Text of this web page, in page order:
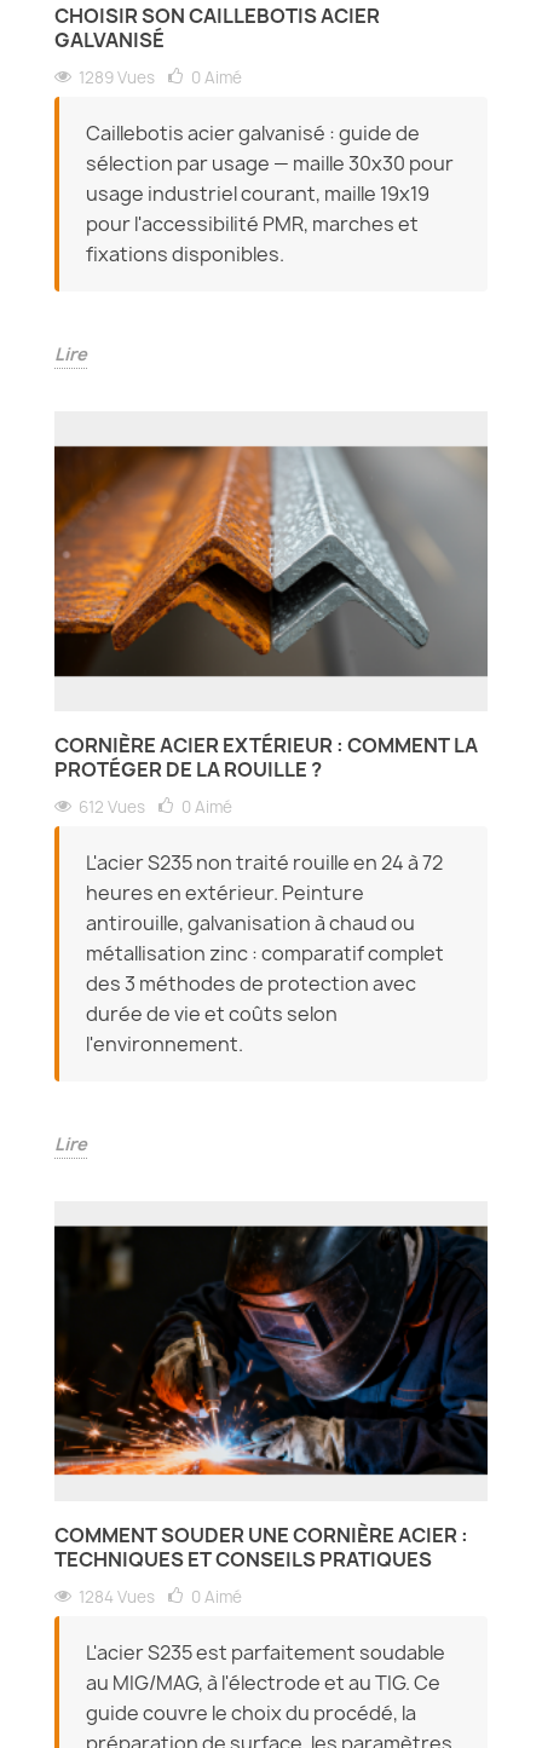
CHOISIR SON CAILLEBOTIS ACIER
GALVANISÉ
1289 Vues 0 Aimé
Caillebotis acier galvanisé : guide de
sélection par usage — maille 30x30 pour
usage industriel courant, maille 19x19
pour l'accessibilité PMR, marches et
fixations disponibles.
Lire
CORNIÈRE ACIER EXTÉRIEUR : COMMENT LA
PROTÉGER DE LA ROUILLE ?
612 Vues 0 Aimé
L'acier S235 non traité rouille en 24 à 72
heures en extérieur. Peinture
antirouille, galvanisation à chaud ou
métallisation zinc : comparatif complet
des 3 méthodes de protection avec
durée de vie et coûts selon
l'environnement.
Lire
COMMENT SOUDER UNE CORNIÈRE ACIER :
TECHNIQUES ET CONSEILS PRATIQUES
1284 Vues 0 Aimé
L'acier S235 est parfaitement soudable
au MIG/MAG, à l'électrode et au TIG. Ce
guide couvre le choix du procédé, la
préparation de surface, les paramètres